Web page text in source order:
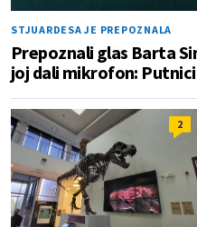
STJUARDESA JE PREPOZNALA
Prepoznali glas Barta
joj dali mikrofon:
2